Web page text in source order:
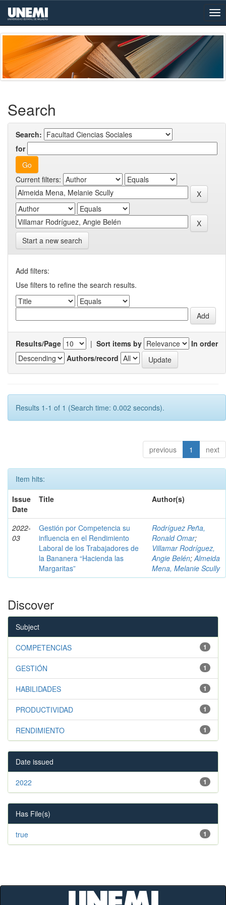
Skip
navigation
Search
Search:
for
Current filters:
Start a new search
Add filters:
Use filters to refine the search results.
Results/Page | Sort items by
In order
Authors/record
Results 1-1 of 1 (Search time: 0.002 seconds).
previous 1 next
Item hits:
Issue
Date
Title Author(s)
2022-
03
Gestión por Competencia su
influencia en el Rendimiento
Laboral de los Trabajadores de
la Bananera “Hacienda las
Margaritas”
Rodríguez Peña,
Ronald Omar;
Villamar Rodríguez,
Angie Belén; Almeida
Mena, Melanie Scully
Discover
Subject
1
COMPETENCIAS
1
GESTIÓN
1
HABILIDADES
1
PRODUCTIVIDAD
1
RENDIMIENTO
Date issued
1
2022
Has File(s)
1
true